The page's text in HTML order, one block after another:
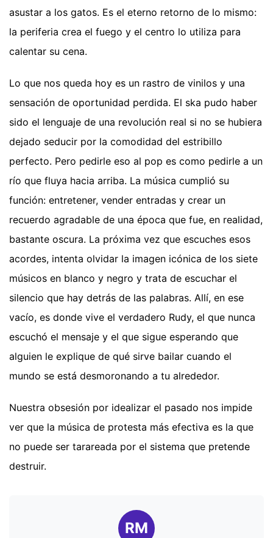
asustar a los gatos. Es el eterno retorno de lo mismo:
la periferia crea el fuego y el centro lo utiliza para
calentar su cena.
Lo que nos queda hoy es un rastro de vinilos y una
sensación de oportunidad perdida. El ska pudo haber
sido el lenguaje de una revolución real si no se hubiera
dejado seducir por la comodidad del estribillo
perfecto. Pero pedirle eso al pop es como pedirle a un
río que fluya hacia arriba. La música cumplió su
función: entretener, vender entradas y crear un
recuerdo agradable de una época que fue, en realidad,
bastante oscura. La próxima vez que escuches esos
acordes, intenta olvidar la imagen icónica de los siete
músicos en blanco y negro y trata de escuchar el
silencio que hay detrás de las palabras. Allí, en ese
vacío, es donde vive el verdadero Rudy, el que nunca
escuchó el mensaje y el que sigue esperando que
alguien le explique de qué sirve bailar cuando el
mundo se está desmoronando a tu alrededor.
Nuestra obsesión por idealizar el pasado nos impide
ver que la música de protesta más efectiva es la que
no puede ser tarareada por el sistema que pretende
destruir.
RM